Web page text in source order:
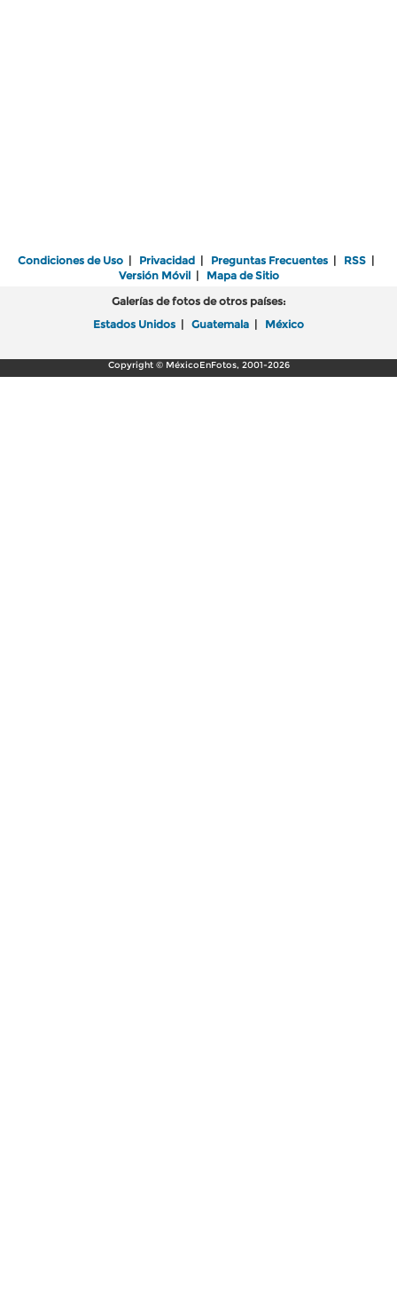
Condiciones de Uso | Privacidad | Preguntas Frecuentes | RSS |
Versión Móvil| Mapa de Sitio
Galerías de fotos de otros países:
Estados Unidos | Guatemala | México
Copyright © MéxicoEnFotos, 2001-2026